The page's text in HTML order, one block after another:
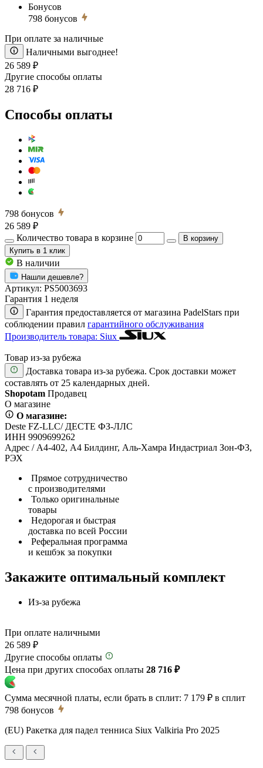
Бонусов
798 бонусов
При оплате за наличные
Наличными выгоднее!
26 589 ₽
Другие способы оплаты
28 716 ₽
Способы оплаты
798 бонусов
26 589 ₽
Количество товара в корзине
В корзину
Купить в 1 клик
В наличии
Нашли дешевле?
Артикул: PS5003693
Гарантия 1 неделя
Гарантия предоставляется от магазина PadelStars при
соблюдении правил гарантийного обслуживания
Производитель товара: Siux
Товар из-за рубежа
Доставка товара из-за рубежа. Срок доставки может
составлять от 25 календарных дней.
Shopotam Продавец
О магазине
О магазине:
Deste FZ-LLC/ ДЕСТЕ ФЗ-ЛЛС
ИНН 9909699262
Адрес / А4-402, А4 Билдинг, Аль-Хамра Индастриал Зон-ФЗ,
РЭХ
Прямое сотрудничество
с производителями
Только оригинальные
товары
Недорогая и быстрая
доставка по всей России
Реферальная программа
и кешбэк за покупки
Закажите оптимальный комплект
Из-за рубежа
При оплате наличными
26 589 ₽
Другие способы оплаты
Цена при других способах оплаты 28 716 ₽
Сумма месячной платы, если брать в сплит: 7 179 ₽ в сплит
798 бонусов
(EU) Ракетка для падел тенниса Siux Valkiria Pro 2025